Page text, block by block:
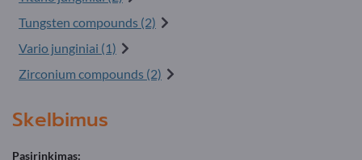
Tungsten compounds (2)
Vario junginiai (1)
Zirconium compounds (2)
Skelbimus
Pasirinkimas: